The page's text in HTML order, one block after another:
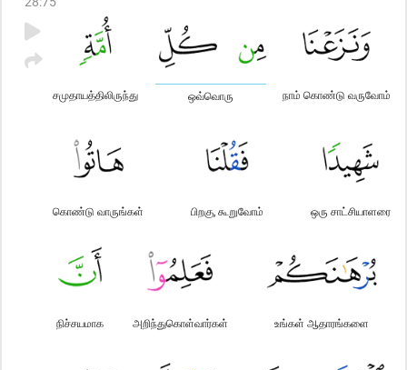
நாம் கொண்டு வருவோம்
ஒவ்வொரு
சமுதாயத்திலிருந்து
ஒரு சாட்சியாளரை
பிறகு, கூறுவோம்
கொண்டு வாருங்கள்
உங்கள் ஆதாரங்களை
அறிந்துகொள்வார்கள்
நிச்சயமாக